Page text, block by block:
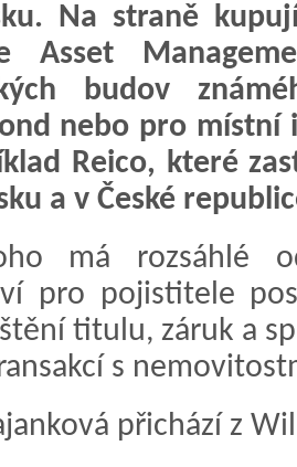
Na straně
Asset
budov
nebo pro
Reico, které
a v České
má rozsáhlé
pro pojistitele
titulu, záruk a
s
přichází z